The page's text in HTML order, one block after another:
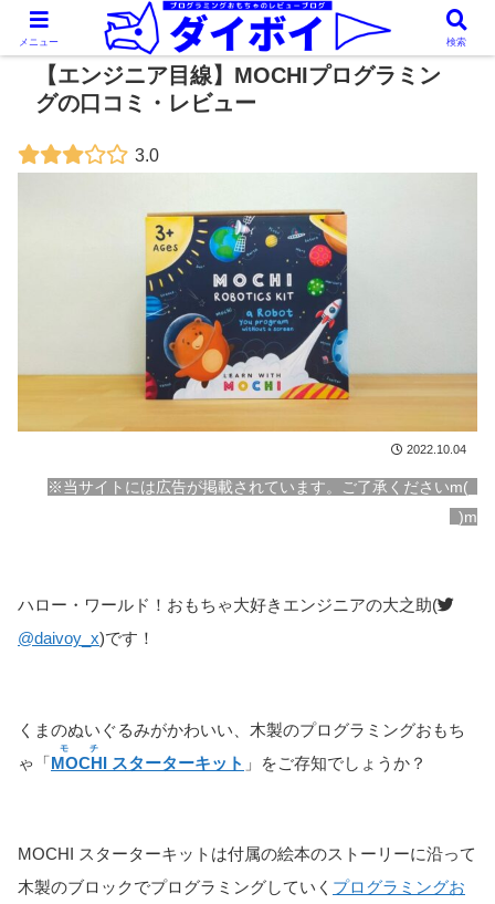
【エンジニア目線】MOCHIプログラミン
グの口コミ・レビュー
3.0
2022.10.04
※当サイトには広告が掲載されています。ご了承くださいm(_
_)m
ハロー・ワールド！おもちゃ大好きエンジニアの大之助(
@daivoy_x)です！
くまのぬいぐるみがかわいい、木製のプログラミングおもち
ゃ「MOCHI
モチ
スターターキット 」をご存知でしょうか？
MOCHI スターターキットは付属の絵本のストーリーに沿って
木製のブロックでプログラミングしていく プログラミングお
メニュー 検索